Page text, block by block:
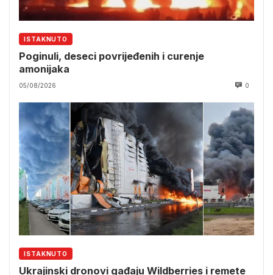
ISTAKNUTO
Poginuli, deseci povrijeđenih i curenje
amonijaka
05/08/2026 0
ISTAKNUTO
Ukrajinski dronovi gađaju Wildberries i remete